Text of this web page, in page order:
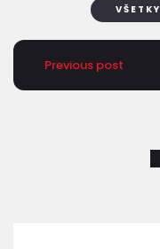
Previous post